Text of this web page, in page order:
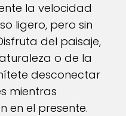
la velocidad
ligero, pero sin
del paisaje,
o de la
desconectar
mientras
en el presente.